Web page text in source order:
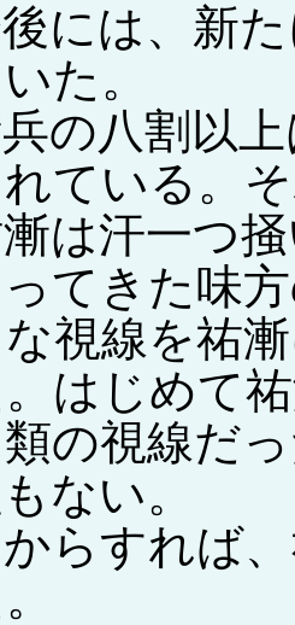
には、新
た。
の八割以上
ている。
は汗一つ
てきた味
視線を祐
はじめて
の視線だ
ない。
らすれば